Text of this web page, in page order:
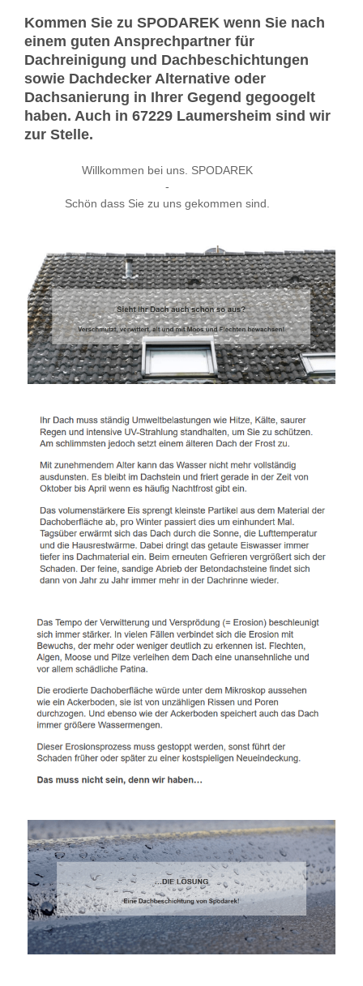
Kommen Sie zu SPODAREK wenn Sie nach
einem guten Ansprechpartner für
Dachreinigung und Dachbeschichtungen
sowie Dachdecker Alternative oder
Dachsanierung in Ihrer Gegend gegoogelt
haben. Auch in 67229 Laumersheim sind wir
zur Stelle.
Willkommen bei uns. SPODAREK
-
Schön dass Sie zu uns gekommen sind.